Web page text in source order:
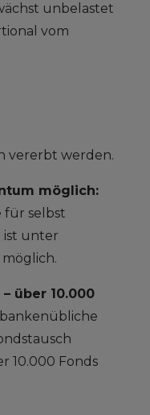
unbelastet
vom
vererbt werden.
möglich:
für selbst
ist unter
über 10.000
10.000 Fonds